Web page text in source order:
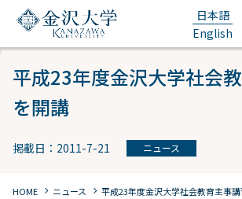
日本語
English
平成23年度金沢大学社会
を開講
掲載日：2011-7-21 ニュース
HOME chevron_right ニュース chevron_right 平成23年度金沢大学社会教育主事